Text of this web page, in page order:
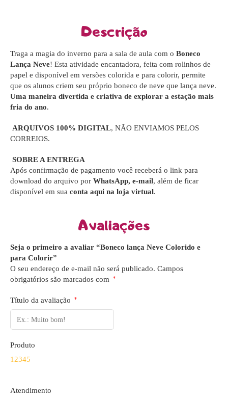
Descrição
Traga a magia do inverno para a sala de aula com o Boneco
Lança Neve! Esta atividade encantadora, feita com rolinhos de
papel e disponível em versões colorida e para colorir, permite
que os alunos criem seu próprio boneco de neve que lança neve.
Uma maneira divertida e criativa de explorar a estação mais
fria do ano.
ARQUIVOS 100% DIGITAL, NÃO ENVIAMOS PELOS
CORREIOS.
SOBRE A ENTREGA
Após confirmação de pagamento você receberá o link para
download do arquivo por WhatsApp, e-mail, além de ficar
disponível em sua conta aqui na loja virtual.
Avaliações
Seja o primeiro a avaliar “Boneco lança Neve Colorido e
para Colorir”
O seu endereço de e-mail não será publicado. Campos
obrigatórios são marcados com
*
Título da avaliação *
Produto
12345
Atendimento